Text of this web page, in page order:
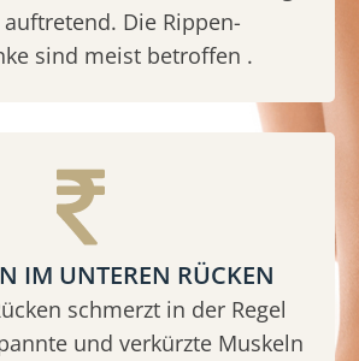
Die Rippen-
sind meist betroffen .
IM UNTEREN RÜCKEN
schmerzt in der Regel
und verkürzte Muskeln